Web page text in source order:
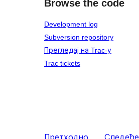
Browse the code
Development log
Subversion repository
Прегледај на Trac-у
Trac tickets
Претходно
Следеће